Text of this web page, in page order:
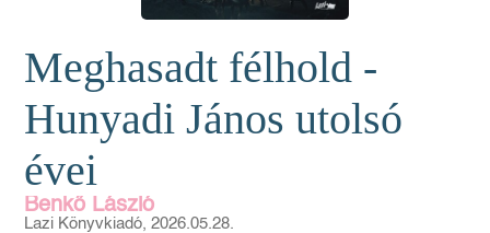
Meghasadt félhold -
Hunyadi János utolsó
évei
Benkő László
Lazi Könyvkiadó, 2026.05.28.